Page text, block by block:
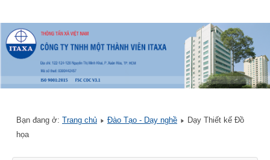
Bạn đang ở: Trang chủ Đào Tạo - Dạy nghề
Dạy Thiết kế Đồ
họa